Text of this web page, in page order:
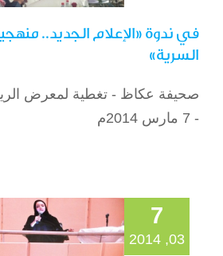
في ندوة «الإعلام الجديد..
السرية»
صحيفة عكاظ - تغطية لمعرض
- 7 مارس 2014م
7
03, 2014
البحث عن
الصحافة